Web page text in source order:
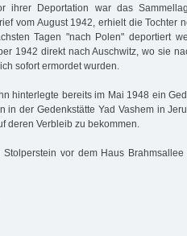
ihrer Deportation war das
vom August 1942, erhielt die Tochter
Tagen "nach Polen" deportiert
1942 direkt nach Auschwitz, wo sie
sofort ermordet wurden.
hinterlegte bereits im Mai 1948 ein
in der Gedenkstätte Yad Vashem in
deren Verbleib zu bekommen.
vor dem Haus